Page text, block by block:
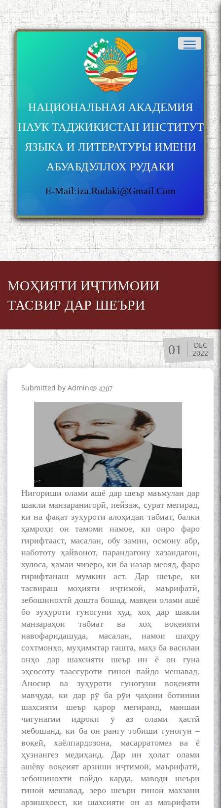
НАЦИОНАЛЬНАЯ АКАДЕМИЯ
НАУК ТАДЖИКИСТАН ИНСТИТУТ
ЯЗЫКА И ЛИТЕРАТУРЫ ИМЕНИ
АБУАБДУЛЛОХ РУДАКИ
E-Mail:iza.rudaki@gmail.com
МОҲИЯТИ ИҶТИМОИИ
ТАСВИР ДАР ШЕЪРИ
01
DEC
2022
Submitted by Admin 4207
Нигориши олами ашё дар шеър маъмулан дар
шакли манзаранигорӣ, пейзаж, сурат мегирад,
ки на фақат зуҳуроти алоҳидаи табиат, балки
ҳамроҳи он тамоми намое, ки онро фаро
гирифтааст, масалан, обу замин, осмону абр,
набототу ҳайвонот, парандагону хазандагон,
хулоса, ҳамаи чизеро, ки ба назар меояд, фаро
гирифтанаш мумкин аст. Дар шеъре, ки
тасвираш моҳияти иҷтимоӣ, маърифатӣ,
зебошинохтӣ дошта бошад, мавқеи олами ашё
бо зуҳуроти гуногуни худ, хоҳ дар шакли
манзараҳои табиат ва хоҳ воқеияти
навофаридашуда, масалан, намои шаҳру
сохтмонҳо, муҳиммтар гашта, маҳз ба василаи
онҳо дар шахсияти шеър ин ё он гуна
эҳсосоту таассуроти ғиноӣ пайдо мешавад.
Аносир ва зуҳуроти гуногуни воқеияти
мавҷуда, ки дар рӯ ба рӯи ҷаҳони ботинии
шахсияти шеър қарор мегиранд, маншаи
чигунагии идроки ӯ аз олами ҳастӣ
мебошанд, ки ба он рангу тобиши гуногун –
воқеӣ, хаёлпардозона, масарратомез ва ё
ҳузнангез медиҳанд. Дар ин ҳолат олами
ашёву воқеият арзиши иҷтимоӣ, маърифатӣ,
зебошинохтӣ пайдо карда, маводи шеъри
ғиноӣ мешавад, зеро шеъри ғиноӣ махзани
арзишҳоест, ки шахсияти он аз маърифати